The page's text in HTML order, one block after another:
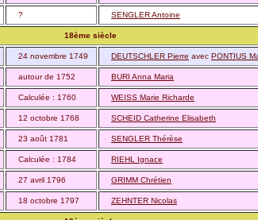
? SENGLER Antoine
18ème siècle
24 novembre 1749 DEUTSCHLER Pierre avec PONTIUS
autour de 1752 BURI Anna Maria
Calculée : 1760 WEISS Marie Richarde
12 octobre 1768 SCHEID Catherine Elisabeth
23 août 1781 SENGLER Thérèse
Calculée : 1784 RIEHL Ignace
27 avril 1796 GRIMM Chrétien
18 octobre 1797 ZEHNTER Nicolas